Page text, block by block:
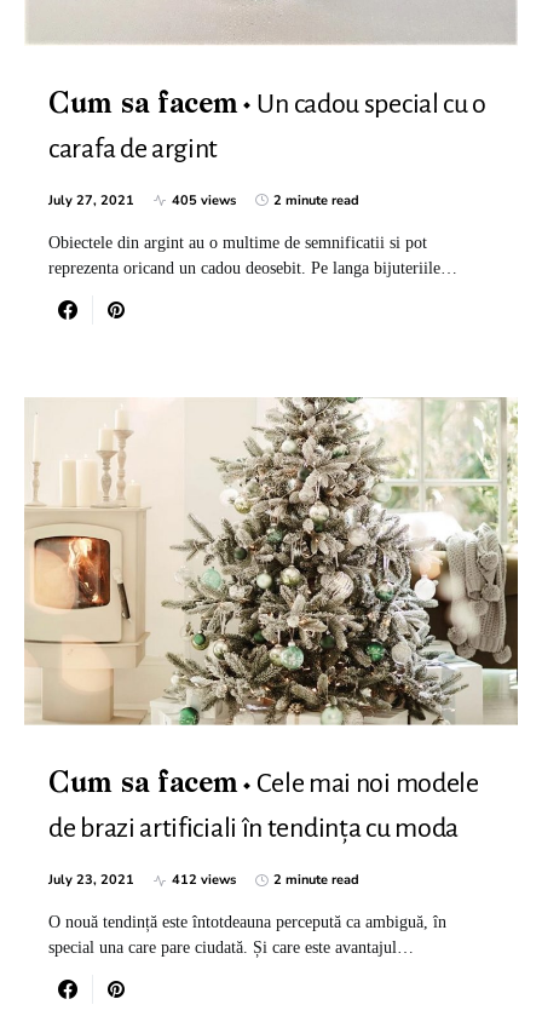
Cum sa facem
Un cadou special cu o
carafa de argint
July 27, 2021 405 views 2 minute read
Obiectele din argint au o multime de semnificatii si pot
reprezenta oricand un cadou deosebit. Pe langa bijuteriile…
Cum sa facem
Cele mai noi modele
de brazi artificiali în tendința cu moda
July 23, 2021 412 views 2 minute read
O nouă tendință este întotdeauna percepută ca ambiguă, în
special una care pare ciudată. Și care este avantajul…